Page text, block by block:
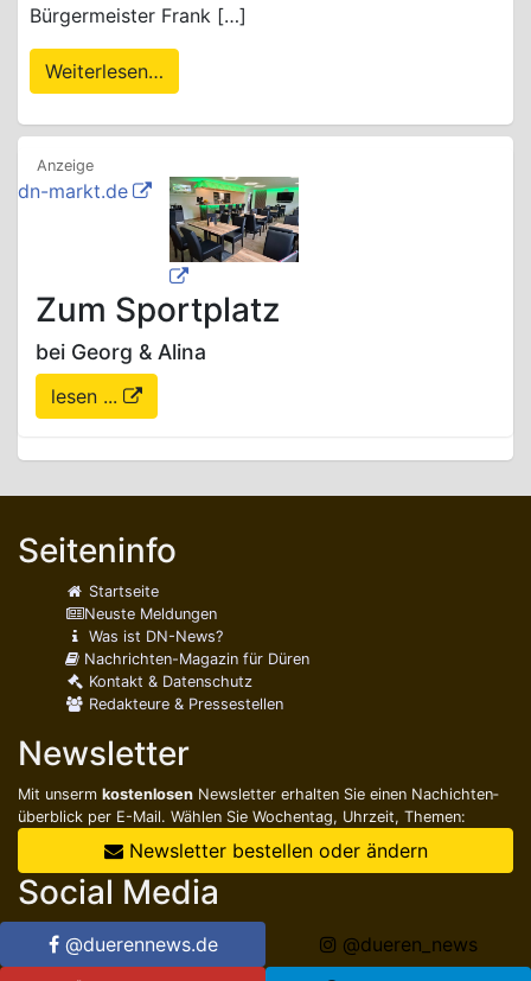
Bürgermeister Frank […]
Weiterlesen…
dn-markt.de
Zum Sportplatz
bei Georg & Alina
lesen ...
Seiteninfo
Startseite
Neuste Meldungen
Was ist DN-News?
Nachrichten-Magazin für Düren
Kontakt & Datenschutz
Redakteure & Pressestellen
Newsletter
Mit unserm kostenlosen Newsletter erhalten Sie einen Nachichten­
überblick per E-Mail. Wählen Sie Wochentag, Uhrzeit, Themen:
Newsletter bestellen oder ändern
Social Media
@duerennews.de
@dueren_news